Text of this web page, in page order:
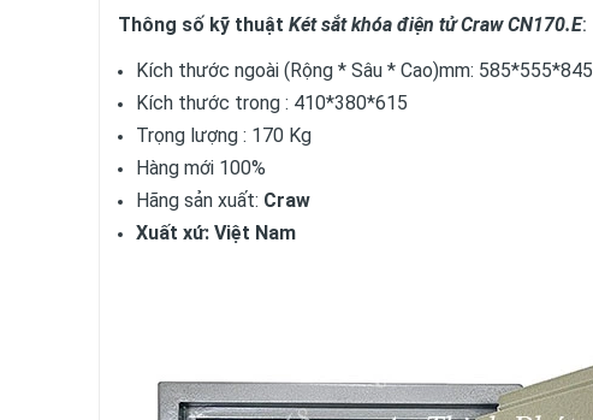
Thông số kỹ thuật Két sắt khóa điện tử Craw CN170.E:
Kích thước ngoài (Rộng * Sâu * Cao)mm: 585*555*845
Kích thước trong : 410*380*615
Trọng lượng : 170 Kg
Hàng mới 100%
Hãng sản xuất: Craw
Xuất xứ: Việt Nam